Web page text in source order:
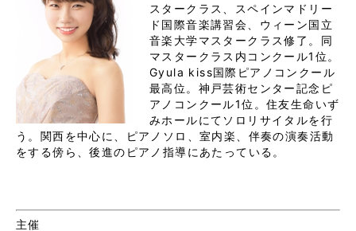
スタークラス、スペインマドリー
ド国際音楽講習会、ウィーン国立
音楽大学マスタークラス修了。同
マスタークラス内コンクール1位。
Gyula kiss国際ピアノコンクール
最高位。神戸芸術センター記念ピ
アノコンクール1位。住友生命いず
みホールにてソロリサイタルを行
う。関西を中心に、ピアノソロ、室内楽、伴奏の演奏活動
をする傍ら、後進のピアノ指導にあたっている。
主催